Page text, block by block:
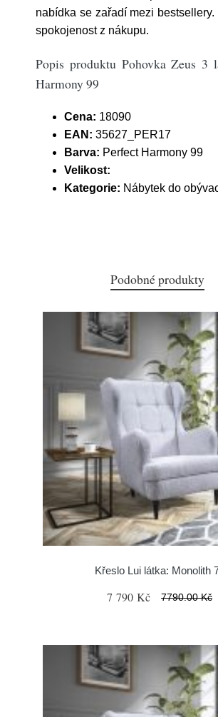
nabídka se zařadí mezi bestsellery.
spokojenost z nákupu.
Popis produktu Pohovka Zeus 3
Harmony 99
Cena: 18090
EAN: 35627_PER17
Barva: Perfect Harmony 99
Velikost:
Kategorie: Nábytek do
Podobné produkty
Křeslo Lui látka: Monolith
7 790 Kč 7790.00 Kč